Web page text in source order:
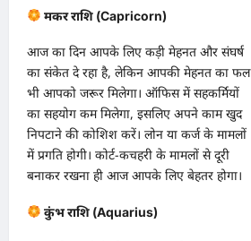
मकर राशि (Capricorn)
​आज का दिन आपके लिए कड़ी मेहनत और संघर्ष
का संकेत दे रहा है, लेकिन आपकी मेहनत का फल
भी आपको जरूर मिलेगा। ऑफिस में सहकर्मियों
का सहयोग कम मिलेगा, इसलिए अपने काम खुद
निपटाने की कोशिश करें। लोन या कर्ज के मामलों
में प्रगति होगी। कोर्ट-कचहरी के मामलों से दूरी
बनाकर रखना ही आज आपके लिए बेहतर होगा।
कुंभ राशि (Aquarius)